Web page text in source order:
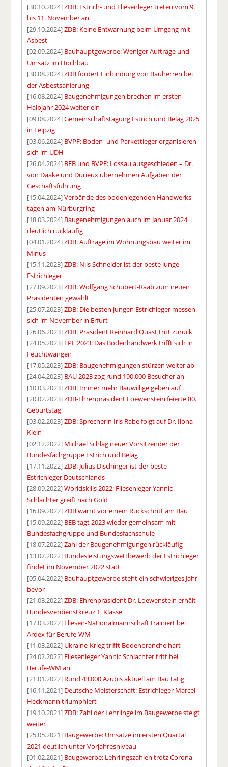
[30.10.2024]ZDB: Estrich- und Fliesenleger treten vom 9.
bis 11. November an
[29.10.2024]ZDB: Keine Entwarnung beim Umgang mit
Asbest
[02.09.2024] Bauhauptgewerbe: Weniger Aufträge und
Umsatz im Hochbau
[30.08.2024]ZDB fordert Einbindung von Bauherren bei
der Asbestsanierung
[16.08.2024] Baugenehmigungen brechen im ersten
Halbjahr 2024 weiter ein
[09.08.2024]Gemeinschaftstagung Estrich und Belag 2025
in Leipzig
[03.06.2024] BVPF: Boden- und Parkettleger organisieren
sich im UDH
[26.04.2024] BEB und BVPF: Lossau ausgeschieden – Dr.
von Daake und Durieux übernehmen Aufgaben der
Geschäftsführung
[15.04.2024]Verbände des bodenlegenden Handwerks
tagen am Nürburgring
[18.03.2024] Baugenehmigungen auch im Januar 2024
deutlich rückläufig
[04.01.2024]ZDB: Aufträge im Wohnungsbau weiter im
Minus
[15.11.2023]ZDB: Nils Schneider ist der beste junge
Estrichleger
[27.09.2023]ZDB: Wolfgang Schubert-Raab zum neuen
Präsidenten gewählt
[25.07.2023]ZDB: Die besten jungen Estrichleger messen
sich im November in Erfurt
[26.06.2023]ZDB: Präsident Reinhard Quast tritt zurück
[24.05.2023] EPF 2023: Das Bodenhandwerk trifft sich in
Feuchtwangen
[17.05.2023]ZDB: Baugenehmigungen stürzen weiter ab
[24.04.2023] BAU 2023 zog rund 190.000 Besucher an
[10.03.2023]ZDB: Immer mehr Bauwillige geben auf
[20.02.2023]ZDB-Ehrenpräsident Loewenstein feierte 80.
Geburtstag
[03.02.2023]ZDB: Sprecherin Iris Rabe folgt auf Dr. Ilona
Klein
[02.12.2022] Michael Schlag neuer Vorsitzender der
Bundesfachgruppe Estrich und Belag
[17.11.2022]ZDB: Julius Dischinger ist der beste
Estrichleger Deutschlands
[28.09.2022]Worldskills 2022: Fliesenleger Yannic
Schlachter greift nach Gold
[16.09.2022]ZDB warnt vor einem Rückschritt am Bau
[15.09.2022] BEB tagt 2023 wieder gemeinsam mit
Bundesfachgruppe und Bundesfachschule
[18.07.2022]Zahl der Baugenehmigungen rückläufig
[13.07.2022] Bundesleistungswettbewerb der Estrichleger
findet im November 2022 statt
[05.04.2022] Bauhauptgewerbe steht ein schwieriges Jahr
bevor
[21.03.2022]ZDB: Ehrenpräsident Dr. Loewenstein erhält
Bundesverdienstkreuz 1. Klasse
[17.03.2022] Fliesen-Nationalmannschaft trainiert bei
Ardex für Berufe-WM
[11.03.2022] Ukraine-Krieg trifft Bodenbranche hart
[24.02.2022] Fliesenleger Yannic Schlachter tritt bei
Berufe-WM an
[21.01.2022] Rund 43.000 Azubis aktuell am Bau tätig
[16.11.2021] Deutsche Meisterschaft: Estrichleger Marcel
Heckmann triumphiert
[19.10.2021]ZDB: Zahl der Lehrlinge im Baugewerbe steigt
weiter
[25.05.2021] Baugewerbe: Umsätze im ersten Quartal
2021 deutlich unter Vorjahresniveau
[01.02.2021] Baugewerbe: Lehrlingszahlen trotz Corona